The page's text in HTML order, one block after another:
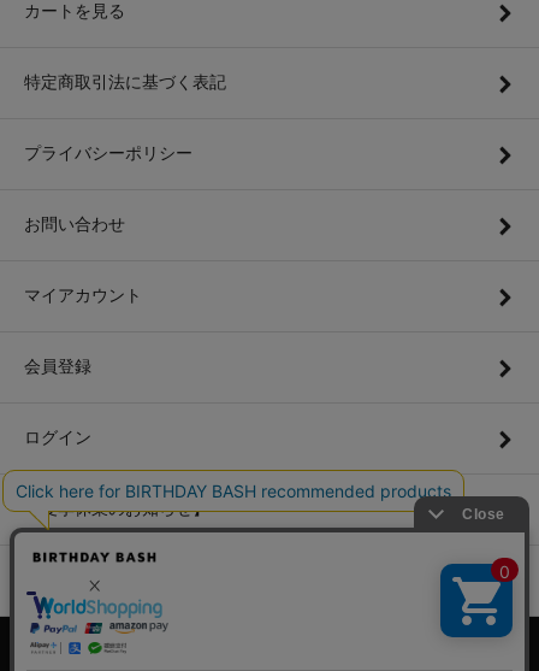
カートを見る
特定商取引法に基づく表記
プライバシーポリシー
お問い合わせ
マイアカウント
会員登録
ログイン
【夏季休業のお知らせ】
採寸ガイド